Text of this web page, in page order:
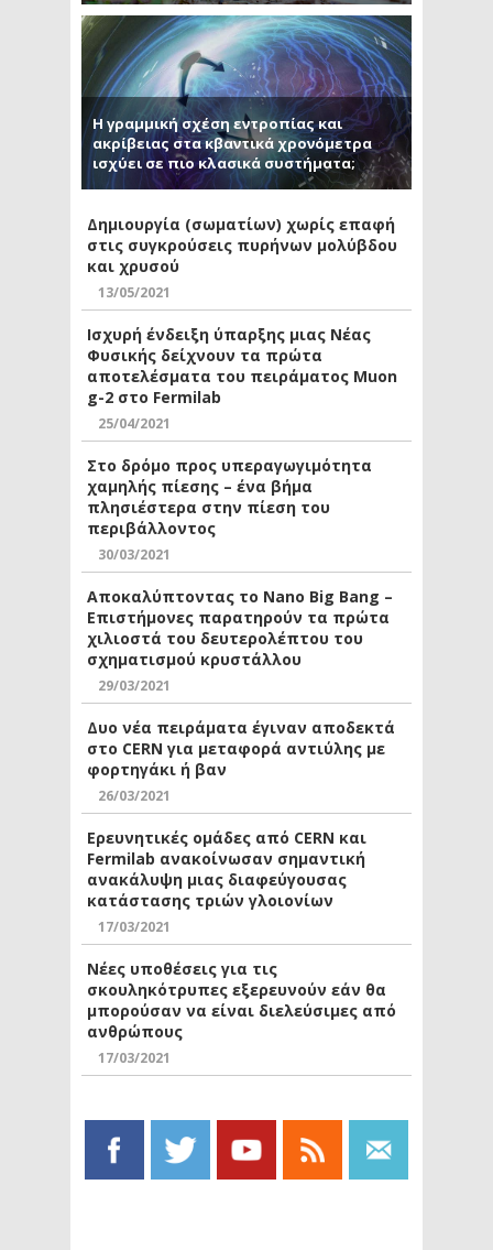
Η γραμμική σχέση εντροπίας και
ακρίβειας στα κβαντικά χρονόμετρα
ισχύει σε πιο κλασικά συστήματα;
Δημιουργία (σωματίων) χωρίς επαφή
στις συγκρούσεις πυρήνων μολύβδου
και χρυσού
13/05/2021
Ισχυρή ένδειξη ύπαρξης μιας Νέας
Φυσικής δείχνουν τα πρώτα
αποτελέσματα του πειράματος Muon
g-2 στο Fermilab
25/04/2021
Στο δρόμο προς υπεραγωγιμότητα
χαμηλής πίεσης – ένα βήμα
πλησιέστερα στην πίεση του
περιβάλλοντος
30/03/2021
Αποκαλύπτοντας το Nano Big Bang –
Επιστήμονες παρατηρούν τα πρώτα
χιλιοστά του δευτερολέπτου του
σχηματισμού κρυστάλλου
29/03/2021
Δυο νέα πειράματα έγιναν αποδεκτά
στο CERN για μεταφορά αντιύλης με
φορτηγάκι ή βαν
26/03/2021
Ερευνητικές ομάδες από CERN και
Fermilab ανακοίνωσαν σημαντική
ανακάλυψη μιας διαφεύγουσας
κατάστασης τριών γλοιονίων
17/03/2021
Νέες υποθέσεις για τις
σκουληκότρυπες εξερευνούν εάν θα
μπορούσαν να είναι διελεύσιμες από
ανθρώπους
17/03/2021